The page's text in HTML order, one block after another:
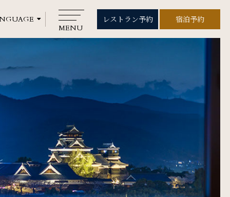
MENU
レストラン予約 宿泊予約
レストラン予約 宿泊予約
Rooms
ご宿泊
Gallery
フォトギャラリー